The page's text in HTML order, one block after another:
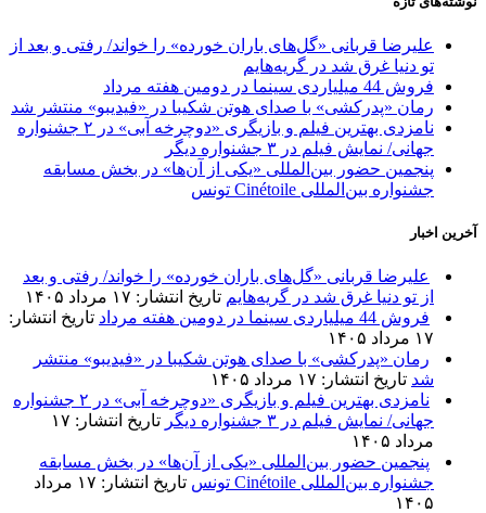
علیرضا قربانی «گل‌های باران خورده» را خواند/ رفتی و بعد از
تو دنیا غرق شد در گریه‌هایم
فروش 44 میلیاردی سینما در دومین هفته مرداد
رمان «پدرکشی» با صدای هوتن شکیبا در «فیدیبو» منتشر شد
نامزدی بهترین فیلم و بازیگری «دوچرخه آبی» در ۲ جشنواره
جهانی/ نمایش فیلم در ۳ جشنواره دیگر
پنجمین حضور بین‌المللی «یکی از آن‌ها» در بخش مسابقه
جشنواره بین‌المللی Cinétoile تونس
آخرین اخبار
علیرضا قربانی «گل‌های باران خورده» را خواند/ رفتی و بعد
از تو دنیا غرق شد در گریه‌هایم تاریخ انتشار: ۱۷ مرداد ۱۴۰۵
فروش 44 میلیاردی سینما در دومین هفته مرداد
تاریخ انتشار:
۱۷ مرداد ۱۴۰۵
رمان «پدرکشی» با صدای هوتن شکیبا در «فیدیبو» منتشر
شد تاریخ انتشار: ۱۷ مرداد ۱۴۰۵
نامزدی بهترین فیلم و بازیگری «دوچرخه آبی» در ۲ جشنواره
جهانی/ نمایش فیلم در ۳ جشنواره دیگر
تاریخ انتشار: ۱۷
مرداد ۱۴۰۵
پنجمین حضور بین‌المللی «یکی از آن‌ها» در بخش مسابقه
جشنواره بین‌المللی Cinétoile تونس
تاریخ انتشار: ۱۷ مرداد
۱۴۰۵